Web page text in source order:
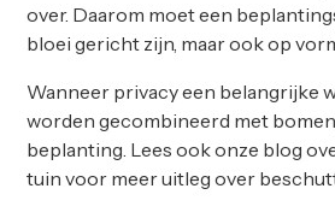
over. Daarom moet een
bloei gericht zijn, maar ook op
Wanneer privacy een belangrijke
worden gecombineerd met
beplanting. Lees ook onze blog
tuin voor meer uitleg over